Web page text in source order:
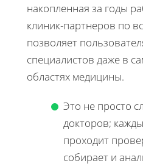
накопленная за годы
клиник-партнеров по
позволяет
специалистов даже в
областях медицины.
Это не просто
докторов;
проходит
собирает и